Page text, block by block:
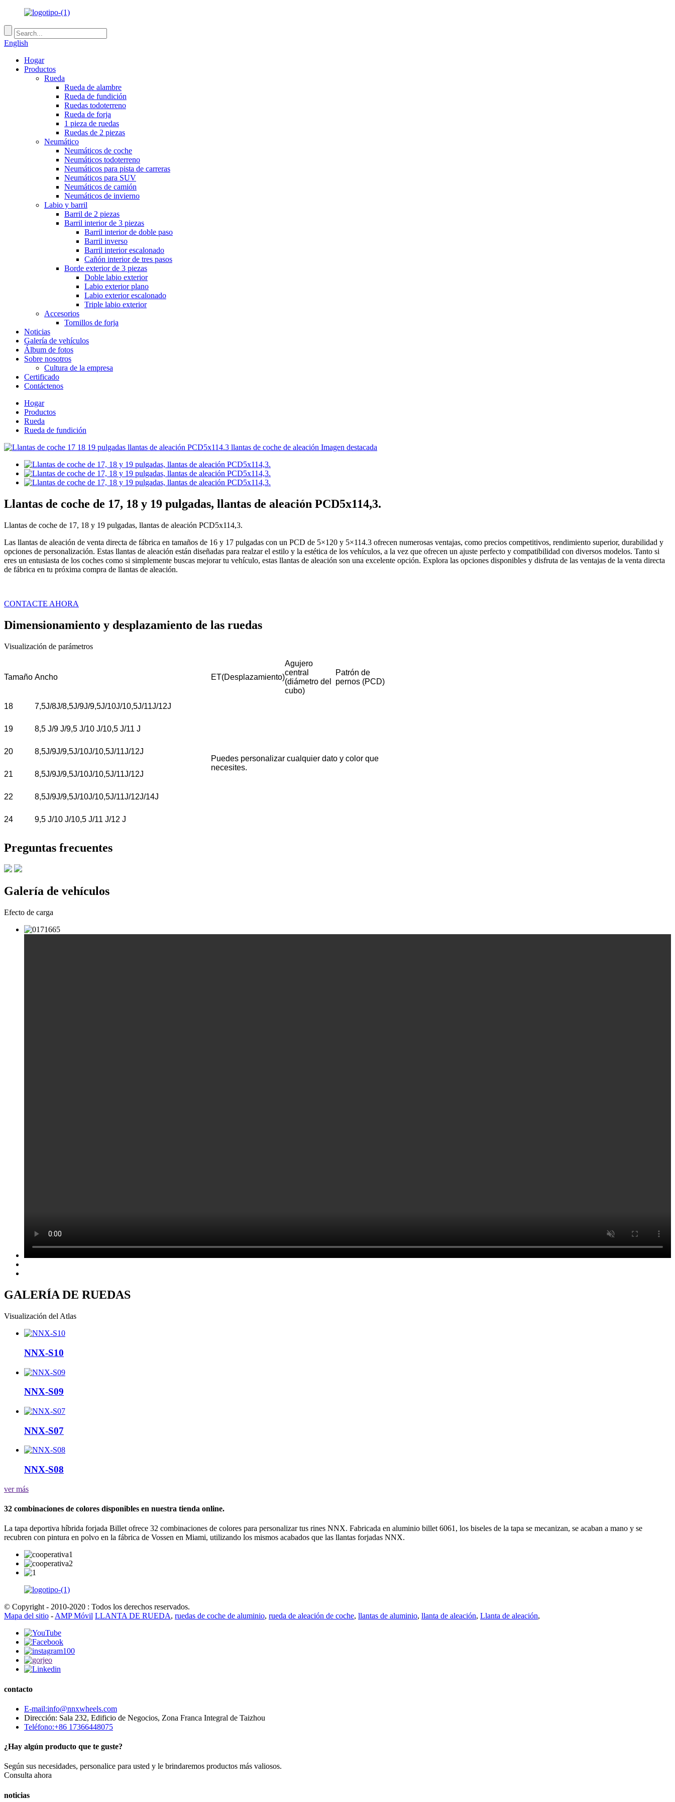
English
Hogar
Productos
Rueda
Rueda de alambre
Rueda de fundición
Ruedas todoterreno
Rueda de forja
1 pieza de ruedas
Ruedas de 2 piezas
Neumático
Neumáticos de coche
Neumáticos todoterreno
Neumáticos para pista de carreras
Neumáticos para SUV
Neumáticos de camión
Neumáticos de invierno
Labio y barril
Barril de 2 piezas
Barril interior de 3 piezas
Barril interior de doble paso
Barril inverso
Barril interior escalonado
Cañón interior de tres pasos
Borde exterior de 3 piezas
Doble labio exterior
Labio exterior plano
Labio exterior escalonado
Triple labio exterior
Accesorios
Tornillos de forja
Noticias
Galería de vehículos
Álbum de fotos
Sobre nosotros
Cultura de la empresa
Certificado
Contáctenos
Hogar
Productos
Rueda
Rueda de fundición
Llantas de coche de 17, 18 y 19 pulgadas, llantas de aleación PCD5x114,3.
Llantas de coche de 17, 18 y 19 pulgadas, llantas de aleación PCD5x114,3.
Las llantas de aleación de venta directa de fábrica en tamaños de 16 y 17 pulgadas con un PCD de 5×120 y 5×114.3 ofrecen numerosas ventajas, como precios competitivos, rendimiento superior, durabilidad y
opciones de personalización. Estas llantas de aleación están diseñadas para realzar el estilo y la estética de los vehículos, a la vez que ofrecen un ajuste perfecto y compatibilidad con diversos modelos. Tanto si
eres un entusiasta de los coches como si simplemente buscas mejorar tu vehículo, estas llantas de aleación son una excelente opción. Explora las opciones disponibles y disfruta de las ventajas de la venta directa
de fábrica en tu próxima compra de llantas de aleación.
CONTACTE AHORA
Dimensionamiento y desplazamiento de las ruedas
Visualización de parámetros
Tamaño Ancho ET(Desplazamiento)
Agujero
central
(diámetro del
cubo)
Patrón de
pernos (PCD)
18 7,5J/8J/8,5J/9J/9,5J/10J/10,5J/11J/12J
Puedes personalizar cualquier dato y color que
necesites.
19 8,5 J/9 J/9,5 J/10 J/10,5 J/11 J
20 8,5J/9J/9,5J/10J/10,5J/11J/12J
21 8,5J/9J/9,5J/10J/10,5J/11J/12J
22 8,5J/9J/9,5J/10J/10,5J/11J/12J/14J
24 9,5 J/10 J/10,5 J/11 J/12 J
Preguntas frecuentes
Galería de vehículos
Efecto de carga
GALERÍA DE RUEDAS
Visualización del Atlas
NNX-S10
NNX-S09
NNX-S07
NNX-S08
ver más
32 combinaciones de colores disponibles en nuestra tienda online.
La tapa deportiva híbrida forjada Billet ofrece 32 combinaciones de colores para personalizar tus rines NNX. Fabricada en aluminio billet 6061, los biseles de la tapa se mecanizan, se acaban a mano y se
recubren con pintura en polvo en la fábrica de Vossen en Miami, utilizando los mismos acabados que las llantas forjadas NNX.
© Copyright - 2010-2020 : Todos los derechos reservados.
Mapa del sitio - AMP Móvil LLANTA DE RUEDA, ruedas de coche de aluminio, rueda de aleación de coche, llantas de aluminio, llanta de aleación, Llanta de aleación,
contacto
E-mail:info@nnxwheels.com
Dirección: Sala 232, Edificio de Negocios, Zona Franca Integral de Taizhou
Teléfono:+86 17366448075
¿Hay algún producto que te guste?
Según sus necesidades, personalice para usted y le brindaremos productos más valiosos.
Consulta ahora
noticias